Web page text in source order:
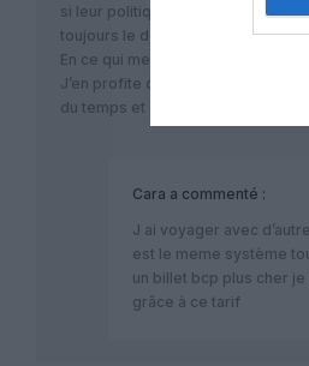
si leur politique, diabolique pour
toujours le débat,
En ce qui me concerne, FR
J’en profite donc… Ceux qui
du temps et de l’argent ailleurs et
Cara a commenté :
J ai voyager avec
est le meme système
un billet bcp plus cher
grâce à ce tarif